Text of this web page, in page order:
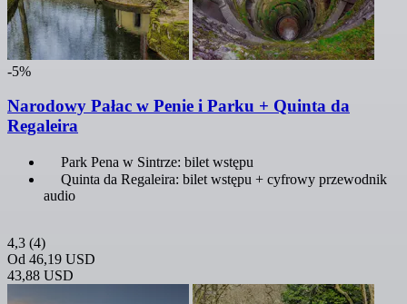
-5%
Narodowy Pałac w Penie i Parku + Quinta da
Regaleira
Park Pena w Sintrze: bilet wstępu
Quinta da Regaleira: bilet wstępu + cyfrowy przewodnik
audio
4,3 (4)
Od 46,19 USD
43,88 USD